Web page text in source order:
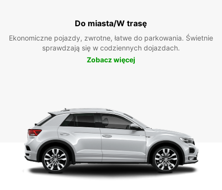
Do miasta/W trasę
Ekonomiczne pojazdy, zwrotne, łatwe do parkowania. Świetnie
sprawdzają się w codziennych dojazdach.
Zobacz więcej